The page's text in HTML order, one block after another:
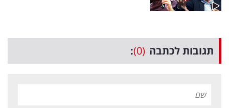
תגובות לכתבה (0)
: